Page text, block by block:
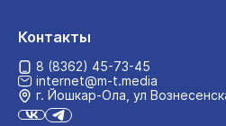
Контакты
8 (8362) 45-73-45
internet@m-t.media
г. Йошкар‑Ола, ул